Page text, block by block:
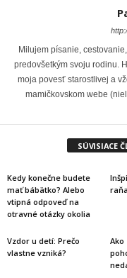
Milujem písanie,
predovšetkým svoju rodinu.
moja povesť starostlivej a
mamičkovskom webe
SÚVISIACE
Kedy konečne budete
mať bábätko? Alebo
vtipná odpoveď na
otravné otázky okolia
Vzdor u detí: Prečo
vlastne vzniká?
Ako